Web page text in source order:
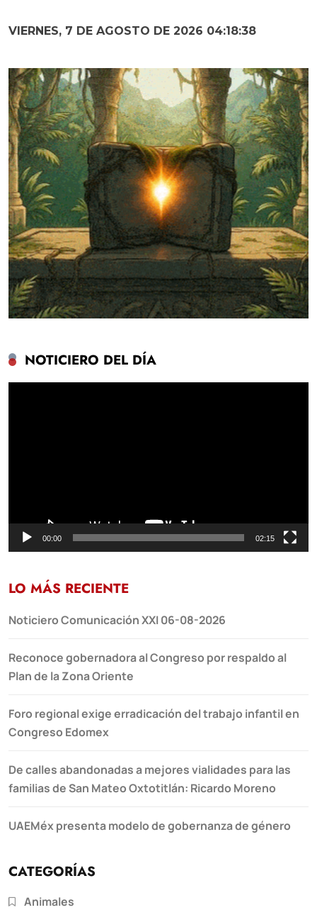
VIERNES, 7 DE AGOSTO DE 2026 04:18:39
NOTICIERO DEL DÍA
00:00 02:15
LO MÁS RECIENTE
Noticiero Comunicación XXI 06-08-2026
Reconoce gobernadora al Congreso por respaldo al
Plan de la Zona Oriente
Foro regional exige erradicación del trabajo infantil en
Congreso Edomex
De calles abandonadas a mejores vialidades para las
familias de San Mateo Oxtotitlán: Ricardo Moreno
UAEMéx presenta modelo de gobernanza de género
CATEGORÍAS
Animales